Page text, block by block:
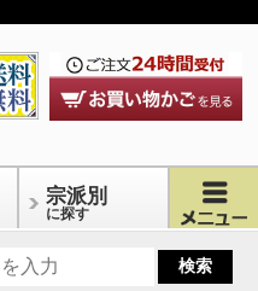
宗派別
に探す